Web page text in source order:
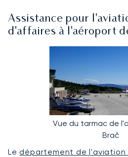
Assistance pour
d'affaires à l'aéroport
Vue du tarmac de
Brač
Le département de l'aviation